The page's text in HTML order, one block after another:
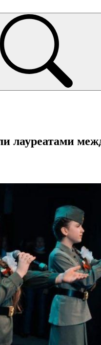
лауреатами